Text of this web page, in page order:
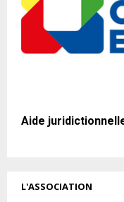
Aide
L'ASSOCIATION